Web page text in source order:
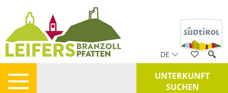
DE
UNTERKUNFT
SUCHEN